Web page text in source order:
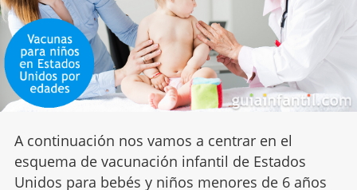
A continuación nos vamos a centrar en el
esquema de vacunación infantil de Estados
Unidos para bebés y niños menores de 6 años